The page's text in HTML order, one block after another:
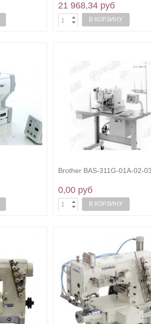
21 968,34 руб
В КОРЗИНУ
Brother BAS-311G-01A-02-
0,00 руб
В КОРЗИНУ